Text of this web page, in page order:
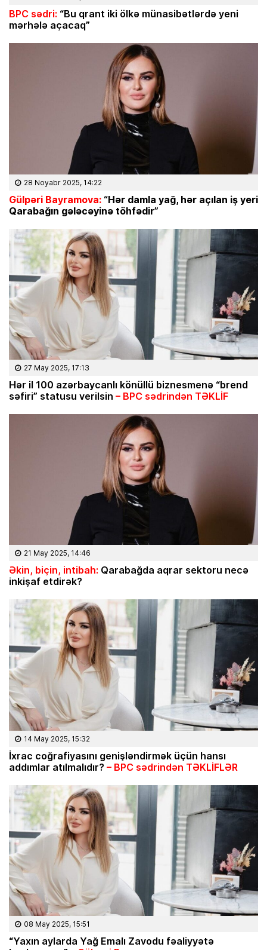
BPC sədri: “Bu qrant iki ölkə münasibətlərdə yeni
mərhələ açacaq”
28 Noyabr 2025, 14:22
Gülpəri Bayramova: “Hər damla yağ, hər açılan iş yeri
Qarabağın gələcəyinə töhfədir”
27 May 2025, 17:13
Hər il 100 azərbaycanlı könüllü biznesmenə “brend
səfiri” statusu verilsin – BPC sədrindən TƏKLİF
21 May 2025, 14:46
Əkin, biçin, intibah: Qarabağda aqrar sektoru necə
inkişaf etdirək?
14 May 2025, 15:32
İxrac coğrafiyasını genişləndirmək üçün hansı
addımlar atılmalıdır? – BPC sədrindən TƏKLİFLƏR
08 May 2025, 15:51
“Yaxın aylarda Yağ Emalı Zavodu fəaliyyətə